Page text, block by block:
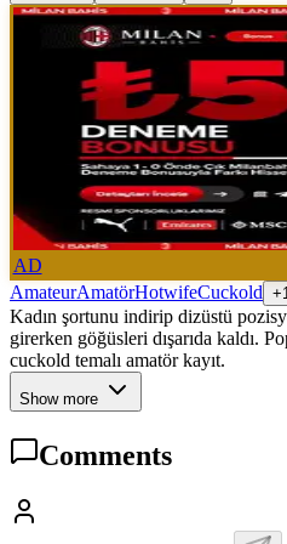
AD
AmateurAmatörHotwifeCuckold
Kadın şortunu indirip dizüstü
girerken göğüsleri dışarıda kaldı.
cuckold temalı amatör kayıt.
Show more
Comments